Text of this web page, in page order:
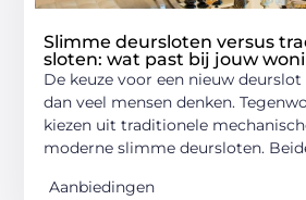
Slimme deursloten versus
sloten: wat past bij jouw
De keuze voor een nieuw
dan veel mensen denken.
kiezen uit traditionele
moderne slimme deursloten.
Aanbiedingen